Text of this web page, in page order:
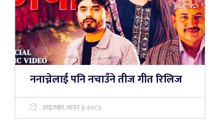
ननाच्नेलाई पनि नचाउँने तीज गीत रिलिज
आइतबार, साउन ३, २०८३